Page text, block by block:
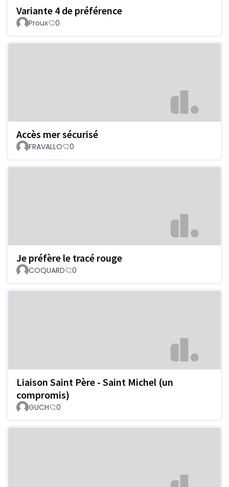
Variante 4 de préférence
Proux 0
Accès mer sécurisé
FRAVALLO 0
Je préfère le tracé rouge
COQUARD 0
Liaison Saint Père - Saint Michel (un
compromis)
GUCH 0